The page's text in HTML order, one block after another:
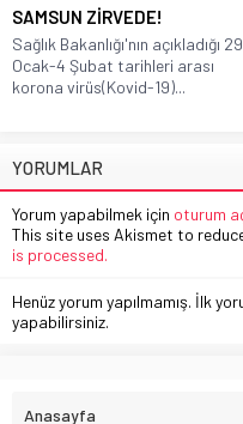
SAMSUN ZİRVEDE!
Sağlık Bakanlığı'nın açıkladığı 29
Ocak-4 Şubat tarihleri arası
korona virüs(Kovid-19)...
YORUMLAR
Yorum yapabilmek için oturum
This site uses Akismet to
is processed.
Henüz yorum yapılmamış. İlk
yapabilirsiniz.
Anasayfa